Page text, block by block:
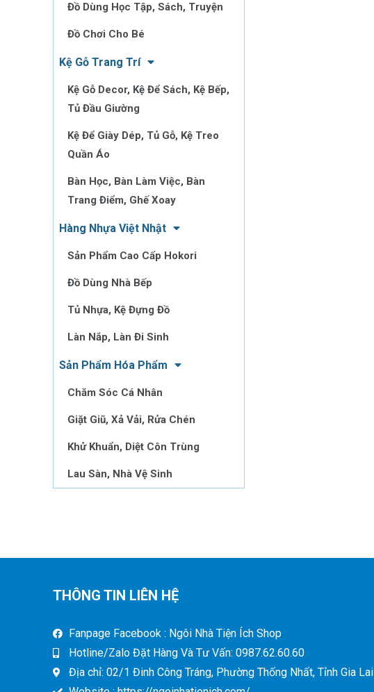
Đồ Dùng Học Tập, Sách, Truyện
Đồ Chơi Cho Bé
Kệ Gỗ Trang Trí
Kệ Gỗ Decor, Kệ Để Sách, Kệ Bếp,
Tủ Đầu Giường
Kệ Để Giày Dép, Tủ Gỗ, Kệ Treo
Quần Áo
Bàn Học, Bàn Làm Việc, Bàn
Trang Điểm, Ghế Xoay
Hàng Nhựa Việt Nhật
Sản Phẩm Cao Cấp Hokori
Đồ Dùng Nhà Bếp
Tủ Nhựa, Kệ Đựng Đồ
Làn Nắp, Làn Đi Sinh
Sản Phẩm Hóa Phẩm
Chăm Sóc Cá Nhân
Giặt Giũ, Xả Vải, Rửa Chén
Khử Khuẩn, Diệt Côn Trùng
Lau Sàn, Nhà Vệ Sinh
THÔNG TIN LIÊN HỆ
Fanpage Facebook : Ngôi Nhà Tiện Ích Shop
Hotline/Zalo Đặt Hàng Và Tư Vấn: 0987.62.60.60
Địa chỉ: 02/1 Đinh Công Tráng, Phường Thống Nhất, Tỉnh Gia Lai